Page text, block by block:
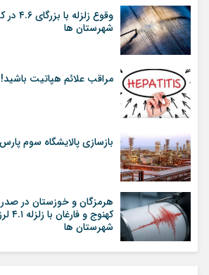
وقوع
شهرستان ها
مراقب علائم هپاتیت باشید!
بازسازی پالایشگاه سوم
هرمزگان و خوزستان در
شهرستان ها